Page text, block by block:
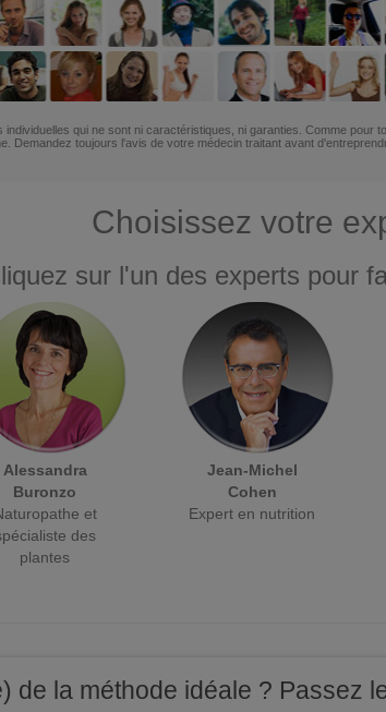
qui ne sont ni caractéristiques, ni garanties. Comme
Demandez toujours l'avis de votre médecin traitant avant
Choisissez votre
sur l'un des experts pour
Alessandra
Buronzo
et
des
plantes
Jean-Michel
Cohen
Expert en nutrition
de la méthode idéale ? Passez